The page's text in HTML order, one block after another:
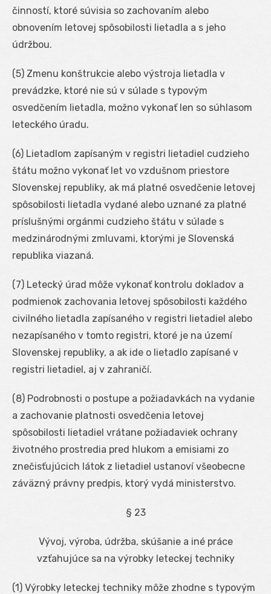
činností, ktoré súvisia so zachovaním alebo
obnovením letovej spôsobilosti lietadla a s jeho
údržbou.
(5) Zmenu konštrukcie alebo výstroja lietadla v
prevádzke, ktoré nie sú v súlade s typovým
osvedčením lietadla, možno vykonať len so súhlasom
leteckého úradu.
(6) Lietadlom zapísaným v registri lietadiel cudzieho
štátu možno vykonať let vo vzdušnom priestore
Slovenskej republiky, ak má platné osvedčenie letovej
spôsobilosti lietadla vydané alebo uznané za platné
príslušnými orgánmi cudzieho štátu v súlade s
medzinárodnými zmluvami, ktorými je Slovenská
republika viazaná.
(7) Letecký úrad môže vykonať kontrolu dokladov a
podmienok zachovania letovej spôsobilosti každého
civilného lietadla zapísaného v registri lietadiel alebo
nezapísaného v tomto registri, ktoré je na území
Slovenskej republiky, a ak ide o lietadlo zapísané v
registri lietadiel, aj v zahraničí.
(8) Podrobnosti o postupe a požiadavkách na vydanie
a zachovanie platnosti osvedčenia letovej
spôsobilosti lietadiel vrátane požiadaviek ochrany
životného prostredia pred hlukom a emisiami zo
znečisťujúcich látok z lietadiel ustanoví všeobecne
záväzný právny predpis, ktorý vydá ministerstvo.
§ 23
Vývoj, výroba, údržba, skúšanie a iné práce
vzťahujúce sa na výrobky leteckej techniky
(1) Výrobky leteckej techniky môže zhodne s typovým